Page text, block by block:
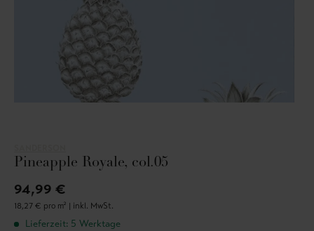
Pineapple Royale, col.05
94,99 €
18,27 € pro m² | inkl. MwSt.
Lieferzeit: 5 Werktage